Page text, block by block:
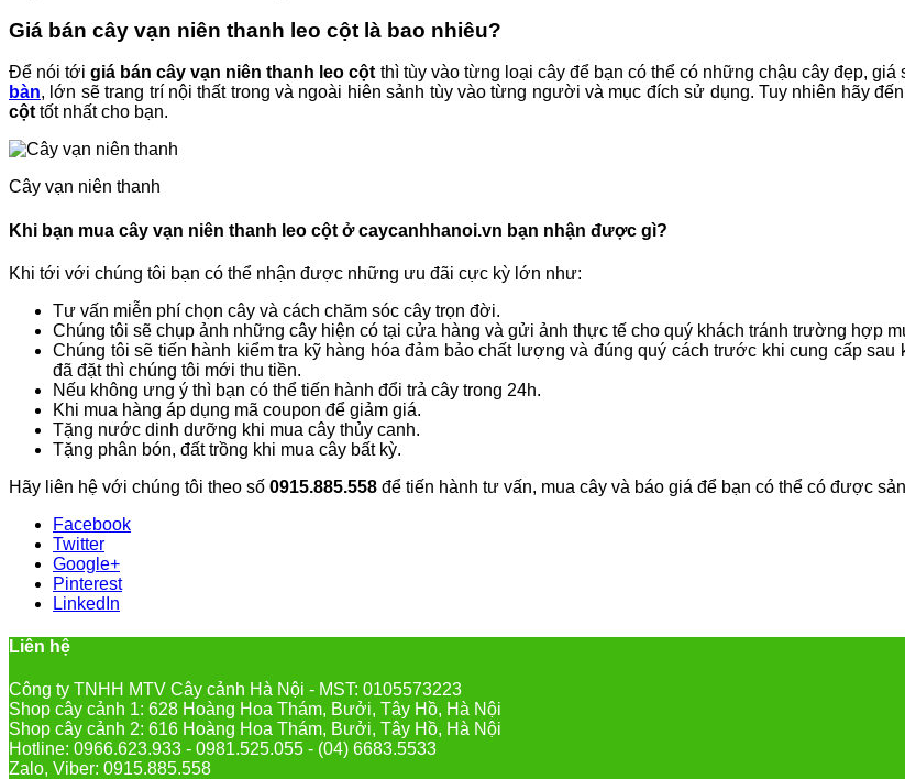
Giá bán cây vạn niên thanh leo cột là bao nhiêu?
Để nói tớigiá bán cây vạn niên thanh leo cột thì tùy vào từng loại cây để bạn có thể có những chậu cây đẹp,
bàn, lớn sẽ trang trí nội thất trong và ngoài hiên sảnh tùy vào từng người và mục đích sử dụng. Tuy nhiên hãy
cột tốt nhất cho bạn.
Cây vạn niên thanh
Khi bạn mua cây vạn niên thanh leo cột ở caycanhhanoi.vn bạn nhận được gì?
Khi tới với chúng tôi bạn có thể nhận được những ưu đãi cực kỳ lớn như:
Tư vấn miễn phí chọn cây và cách chăm sóc cây trọn đời.
Chúng tôi sẽ chụp ảnh những cây hiện có tại cửa hàng và gửi ảnh thực tế cho quý khách tránh trường hợp
Chúng tôi sẽ tiến hành kiểm tra kỹ hàng hóa đảm bảo chất lượng và đúng quý cách trước khi cung cấp
đã đặt thì chúng tôi mới thu tiền.
Nếu không ưng ý thì bạn có thể tiến hành đổi trả cây trong 24h.
Khi mua hàng áp dụng mã coupon để giảm giá.
Tặng nước dinh dưỡng khi mua cây thủy canh.
Tặng phân bón, đất trồng khi mua cây bất kỳ.
Hãy liên hệ với chúng tôi theo số 0915.885.558 để tiến hành tư vấn, mua cây và báo giá để bạn có thể có được
Facebook
Twitter
Google+
Pinterest
LinkedIn
Liên hệ
Công ty TNHH MTV Cây cảnh Hà Nội - MST: 0105573223
Shop cây cảnh 1: 628 Hoàng Hoa Thám, Bưởi, Tây Hồ, Hà Nội
Shop cây cảnh 2: 616 Hoàng Hoa Thám, Bưởi, Tây Hồ, Hà Nội
Hotline: 0966.623.933 - 0981.525.055 - (04) 6683.5533
Zalo, Viber: 0915.885.558